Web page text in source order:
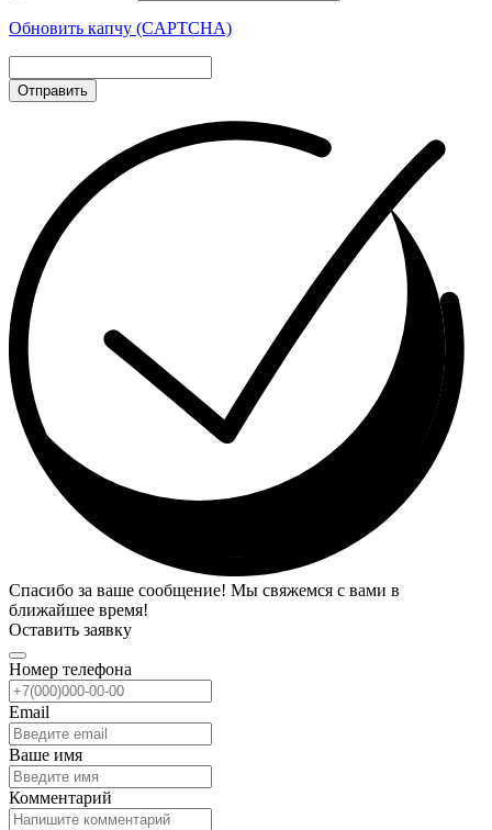
Обновить капчу (CAPTCHA)
Отправить
Спасибо за ваше сообщение! Мы свяжемся с вами в
ближайшее время!
Оставить заявку
Номер телефона
Email
Ваше имя
Комментарий